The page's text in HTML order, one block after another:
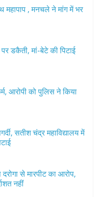
महापाप , मनचले ने मांग में भर
डकैती, मां-बेटे की पिटाई
आरोपी को पुलिस ने किया
सतीश चंद्र महाविद्यालय में
से मारपीट का आरोप,
नहीं